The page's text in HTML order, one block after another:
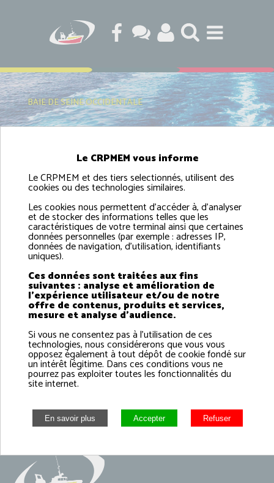
BAIE DE SEINE OCCIDENTALE
Mesures de gestion de la
pêche professionnelle -
N2000 : baie de Seine
Occidentale
Retrouvez les mesures de gestion de la pêche
professionnelle pour le site N2000 : baie de Seine
Occidentale. Dans le même temps, vous trouverez les
arrêtés intégrant l’ensemble des mesures N2000.
Le CRPMEM vous informe
Le CRPMEM et des tiers selectionnés, utilisent des
cookies ou des technologies similaires.
Les cookies nous permettent d'accéder à, d'analyser
et de stocker des informations telles que les
caractéristiques de votre terminal ainsi que certaines
données personnelles (par exemple : adresses IP,
données de navigation, d'utilisation, identifiants
uniques).
Ces données sont traitées aux fins
suivantes : analyse et amélioration de
l'expérience utilisateur et/ou de notre
offre de contenus, produits et services,
mesure et analyse d'audience.
Si vous ne consentez pas à l'utilisation de ces
technologies, nous considérerons que vous vous
opposez également à tout dépôt de cookie fondé sur
un intérêt légitime. Dans ces conditions vous ne
pourrez pas exploiter toutes les fonctionnalités du
site internet.